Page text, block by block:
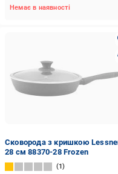
Немає в наявності
Сковорода з кришкою
28 см 88370-28 Frozen
1